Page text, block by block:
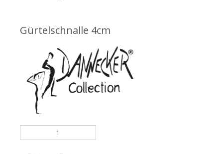
Gürtelschnalle 4cm
Bronze